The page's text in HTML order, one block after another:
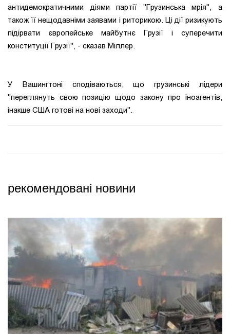
антидемократичними діями партії "Грузинська мрія", а
також її нещодавніми заявами і риторикою. Ці дії ризикують
підірвати європейське майбутнє Грузії і суперечити
конституції Грузії", - сказав Міллер.
У Вашингтоні сподіваються, що грузинські лідери
"переглянуть свою позицію щодо закону про іноагентів,
інакше США готові на нові заходи".
рекомендовані новини